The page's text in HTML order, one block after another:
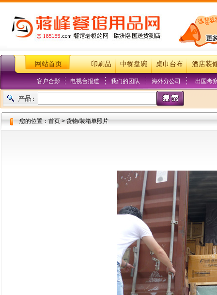
网站首页 印刷品 中餐盘碗 桌巾台布 酒店装
客户合影 电视台报道 我们的团队 海外分公司 出国考
您的位置：首页 > 货物/装箱单照片